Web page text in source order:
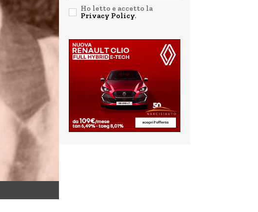
Ho letto e accetto la
Privacy Policy.